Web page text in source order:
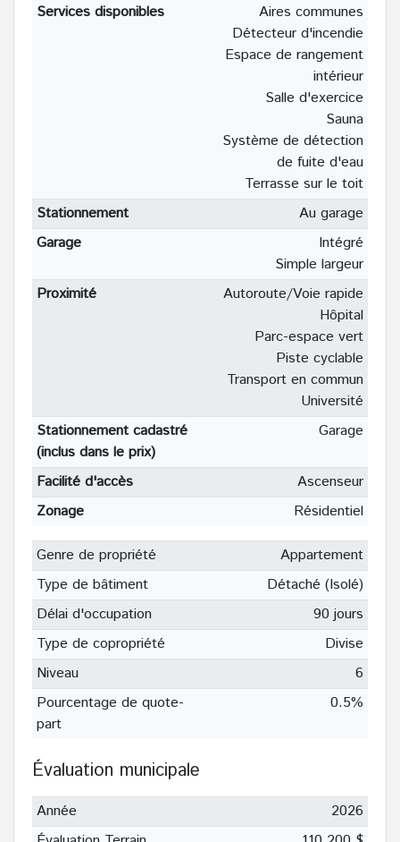
Services disponibles
Aires communes
Détecteur d'incendie
Espace de rangement
intérieur
Salle d'exercice
Sauna
Système de détection
de fuite d'eau
Terrasse sur le toit
Stationnement
Au garage
Garage
Intégré
Simple largeur
Proximité
Autoroute/Voie rapide
Hôpital
Parc-espace vert
Piste cyclable
Transport en commun
Université
Stationnement cadastré
(inclus dans le prix)
Garage
Facilité d'accès
Ascenseur
Zonage
Résidentiel
Genre de propriété
Appartement
Type de bâtiment
Détaché (Isolé)
Délai d'occupation
90 jours
Type de copropriété
Divise
Niveau
6
Pourcentage de quote-
part
0.5%
Évaluation municipale
Année
2026